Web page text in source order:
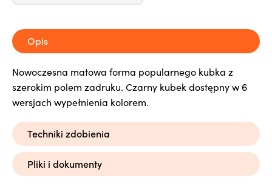
Opis
Nowoczesna matowa forma popularnego kubka z
szerokim polem zadruku. Czarny kubek dostępny w 6
wersjach wypełnienia kolorem.
Techniki zdobienia
Pliki i dokumenty